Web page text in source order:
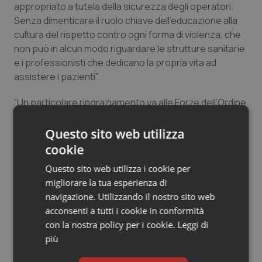
Veneto
Oncoematologia
Oncologia & Nutrizione
Quotidiano Chirurgia
Quotidiano Oncologia
Quotidiano Pediatria
Rene & patologie urogenitali
appropriato a tutela della sicurezza degli operatori.
Senza dimenticare il ruolo chiave dell’educazione alla
cultura del rispetto contro ogni forma di violenza, che
non può in alcun modo riguardare le strutture sanitarie
e i professionisti che dedicano la propria vita ad
assistere i pazienti”.
“Un particolare ringraziamento va alle Forze dell’Ordine
tutti gli operatori sanitari. Sapere di poter contare sulla
loro presenza è fondamentale per poter svolgere al
meglio la nostra professione al servizio dei cittadini”,
conclude il presidente Fofi.
Articoli correlati:
Questo sito web utilizza
cookie
Questo sito web utilizza i cookie per
migliorare la tua esperienza di
navigazione. Utilizzando il nostro sito web
acconsenti a tutti i cookie in conformità
con la nostra policy per i cookie. Leggi di
più